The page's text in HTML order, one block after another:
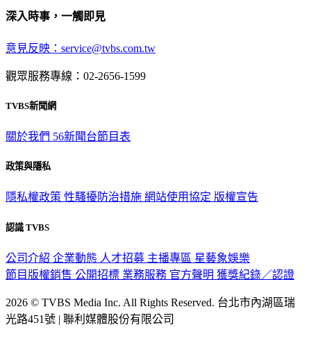
深入時事，一觸即見
意見反映：service@tvbs.com.tw
觀眾服務專線：02-2656-1599
TVBS新聞網
關於我們 56新聞台節目表
政策與隱私
隱私權政策 性騷擾防治措施 網站使用協定 版權宣告
認識 TVBS
公司介紹 企業動態 人才招募 主播專區 星藝象娛樂
節目版權銷售 公開招標 業務服務 官方聲明 獲獎紀錄／認證
2026 © TVBS Media Inc. All Rights Reserved. 台北市內湖區瑞
光路451號 | 聯利媒體股份有限公司